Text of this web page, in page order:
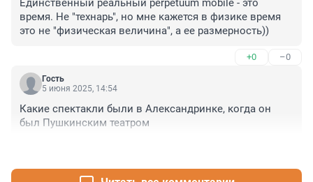
Единственный реальный perpetuum mobile - это
время. Не "технарь", но мне кажется в физике время
это не "физическая величина", а ее размерность))
+0 –0
Гость
5 июня 2025, 14:54
Какие спектакли были в Александринке, когда он
был Пушкинским театром